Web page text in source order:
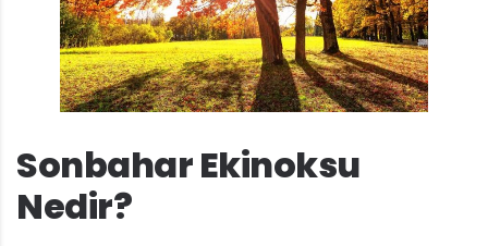
Sonbahar Ekinoksu
Nedir?